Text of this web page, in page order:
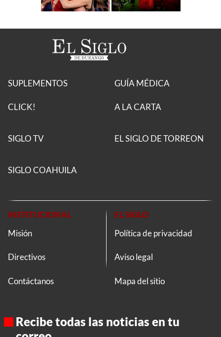
SUPLEMENTOS
CLICK!
GUÍA MÉDICA
A LA CARTA
SIGLO TV EL SIGLO DE TORREON
SIGLO COAHUILA
INSTITUCIONAL
Misión
Directivos
Contáctanos
EL SIGLO
Política de privacidad
Aviso legal
Mapa del sitio
Recibe todas las noticias en tu